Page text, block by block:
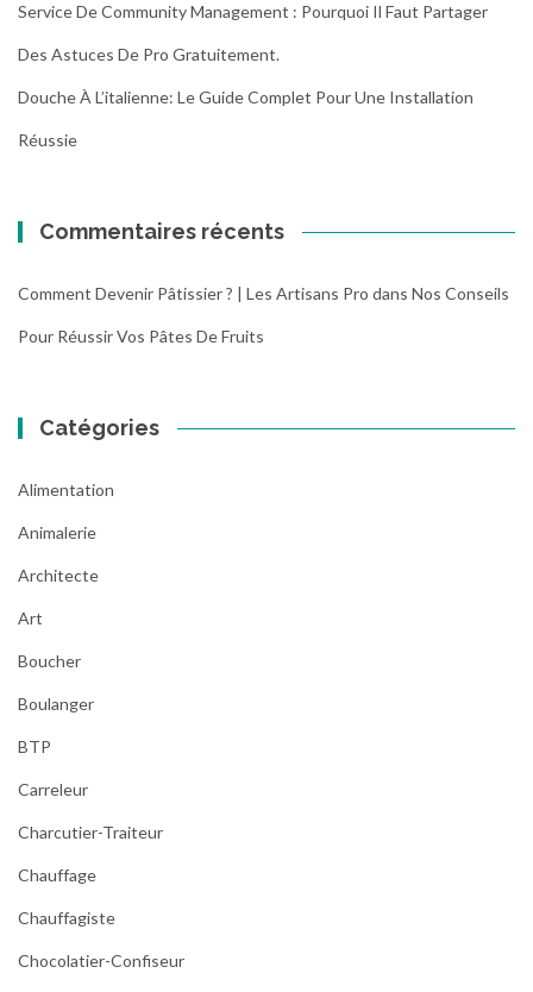
Service De Community Management : Pourquoi Il Faut Partager
Des Astuces De Pro Gratuitement.
Douche À L’italienne: Le Guide Complet Pour Une Installation
Réussie
Commentaires récents
Comment Devenir Pâtissier ? | Les Artisans Pro dans Nos Conseils
Pour Réussir Vos Pâtes De Fruits
Catégories
Alimentation
Animalerie
Architecte
Art
Boucher
Boulanger
BTP
Carreleur
Charcutier-Traiteur
Chauffage
Chauffagiste
Chocolatier-Confiseur